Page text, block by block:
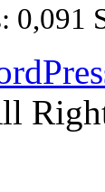
0,091